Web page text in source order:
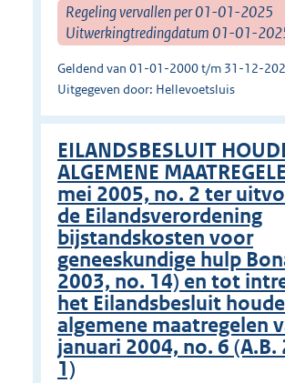
Regeling vervallen per 01-01-2025
Uitwerkingtredingdatum 01-01-
Geldend van 01-01-2000 t/m 31-12-
Uitgegeven door: Hellevoetsluis
EILANDSBESLUIT
ALGEMENE
mei 2005, no. 2 ter
de Eilandsverordening
bijstandskosten voor
geneeskundige hulp
2003, no. 14) en tot
het Eilandsbesluit
algemene maatregelen
januari 2004, no. 6 (A.B.
1)